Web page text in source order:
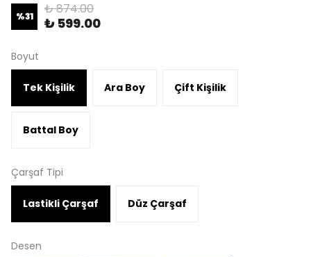
%31 ₺ 874.00
₺ 599.00
Boyut
Tek Kişilik Ara Boy Çift Kişilik
Battal Boy
Çarşaf Tipi
Lastikli Çarşaf Düz Çarşaf
Desen